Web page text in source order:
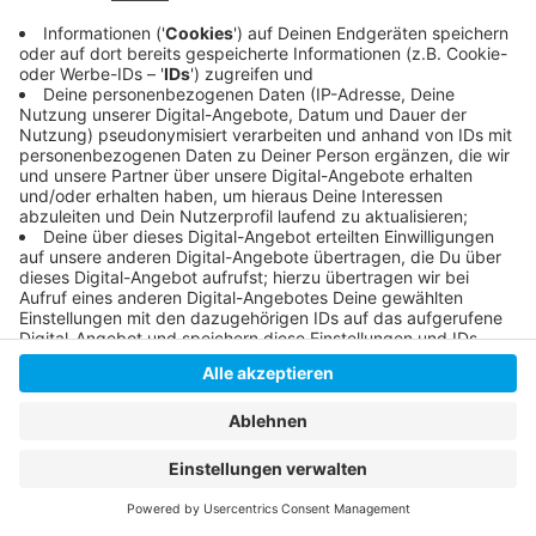
Anzeige
Anzeige
Anzeige
Anzeige